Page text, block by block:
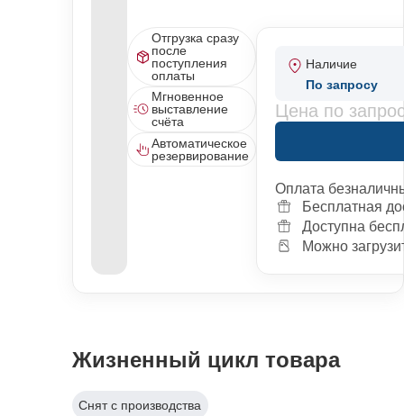
Отгрузка сразу
после
поступления
оплаты
Мгновенное
выставление
счёта
Автоматическое
резервирование
Наличие
По запросу
Цена по
Оплата
Бесплатная
Доступна
Можно
Жизненный цикл товара
Снят с производства